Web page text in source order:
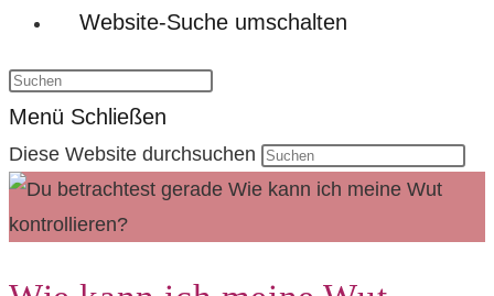
Website-Suche umschalten
Menü Schließen
Diese Website durchsuchen